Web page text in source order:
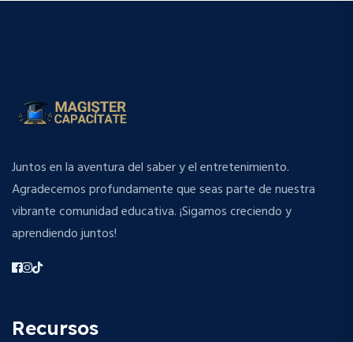
Juntos en la aventura del saber y el entretenimiento.
Agradecemos profundamente que seas parte de nuestra
vibrante comunidad educativa. ¡Sigamos creciendo y
aprendiendo juntos!
Recursos